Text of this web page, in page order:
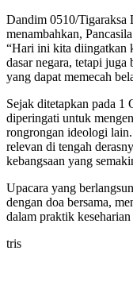
Dandim 0510/
menambahkan,
“Hari ini kita diingatkan
dasar negara, tetapi juga
yang dapat memecah
Sejak ditetapkan pada 1
diperingati untuk
rongrongan ideologi
relevan di tengah
kebangsaan yang
Upacara yang
dengan doa bersama,
dalam praktik
tris